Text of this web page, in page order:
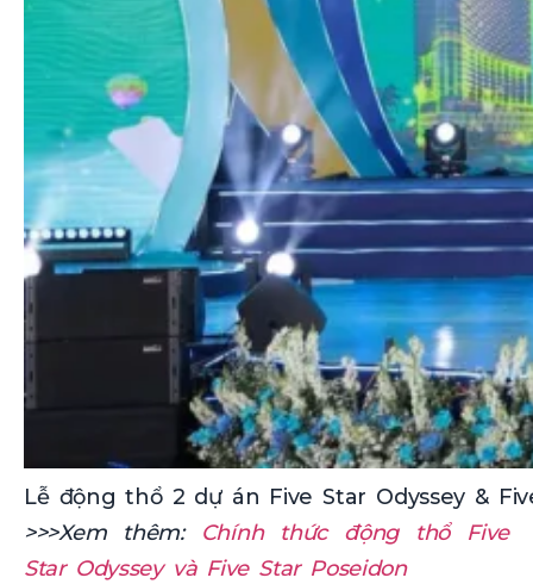
Lễ động thổ 2 dự án Five Star Odyssey &
>>>Xem thêm:
Chính thức động thổ Five
Star Odyssey và Five Star Poseidon